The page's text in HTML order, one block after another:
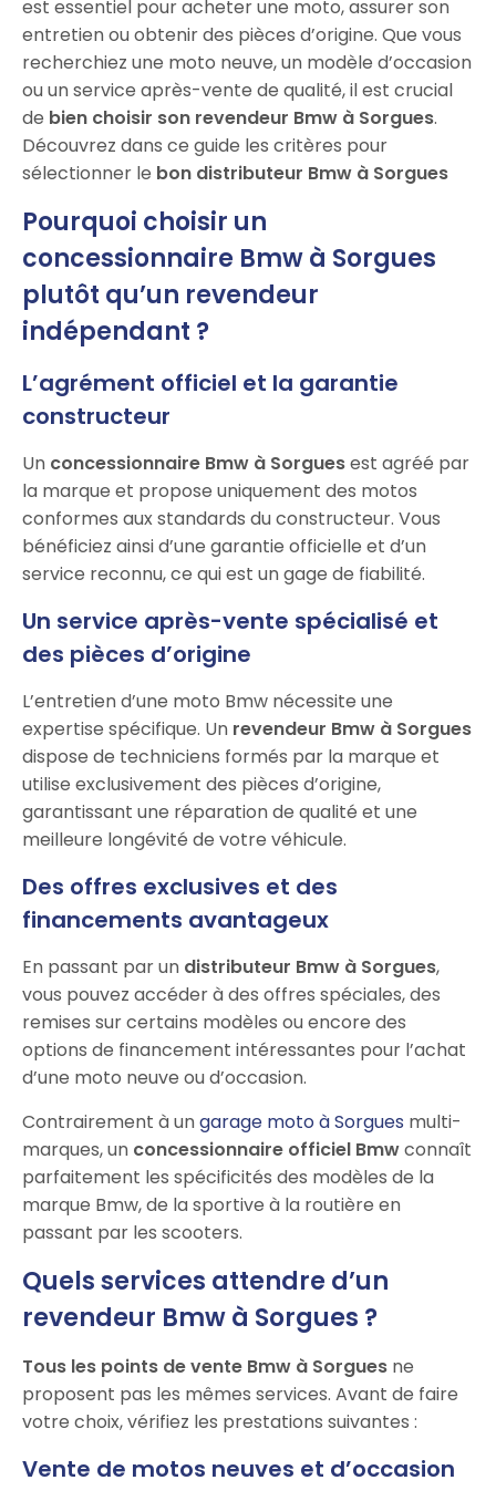
est essentiel pour acheter une moto, assurer son
entretien ou obtenir des pièces d’origine. Que vous
recherchiez une moto neuve, un modèle d’occasion
ou un service après-vente de qualité, il est crucial
de bien choisir son revendeur Bmw à Sorgues.
Découvrez dans ce guide les critères pour
sélectionner le bon distributeur Bmw à Sorgues
Pourquoi choisir un
concessionnaire Bmw à Sorgues
plutôt qu’un revendeur
indépendant ?
L’agrément officiel et la garantie
constructeur
Un concessionnaire Bmw à Sorguesest agréé par
la marque et propose uniquement des motos
conformes aux standards du constructeur. Vous
bénéficiez ainsi d’une garantie officielle et d’un
service reconnu, ce qui est un gage de fiabilité.
Un service après-vente spécialisé et
des pièces d’origine
L’entretien d’une moto Bmw nécessite une
expertise spécifique. Un revendeur Bmw à Sorgues
dispose de techniciens formés par la marque et
utilise exclusivement des pièces d’origine,
garantissant une réparation de qualité et une
meilleure longévité de votre véhicule.
Des offres exclusives et des
financements avantageux
En passant par un distributeur Bmw à Sorgues,
vous pouvez accéder à des offres spéciales, des
remises sur certains modèles ou encore des
options de financement intéressantes pour l’achat
d’une moto neuve ou d’occasion.
Contrairement à ungarage moto à Sorgues multi-
marques, un concessionnaire officiel Bmwconnaît
parfaitement les spécificités des modèles de la
marque Bmw, de la sportive à la routière en
passant par les scooters.
Quels services attendre d’un
revendeur Bmw à Sorgues ?
Tous les points de vente Bmw à Sorgues ne
proposent pas les mêmes services. Avant de faire
votre choix, vérifiez les prestations suivantes :
Vente de motos neuves et d’occasion